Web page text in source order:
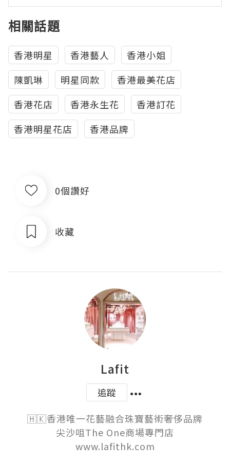
相關話題
香港明星 香港藝人
香港小姐
陳凱琳
明星同款
香港最美花店
香港花店
香港永生花
香港訂花
香港明星花店
香港品牌
0個讚好
收藏
Lafit
追蹤
🇭🇰香港唯一花藝融合珠寶藝術奢侈品牌
尖沙咀The One商場專門店
www.lafithk.com